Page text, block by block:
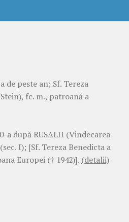
de peste an; Sf. Tereza
fc. m., patroană a
a după RUSALII (Vindecarea
I); [Sf. Tereza Benedicta a
Europei († 1942)]. (detalii)